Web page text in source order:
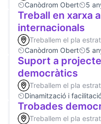
Canòdrom Obert
5
Treball en xarxa
internacionals
Treballem el pla
Canòdrom Obert
5
Suport a
democràtics
Treballem el pla
Dinamització i
Trobades
Treballem el pla